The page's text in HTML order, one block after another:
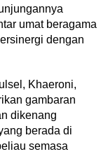
umat beragama
dengan
Khaeroni,
gambaran
dikenang
berada di
semasa